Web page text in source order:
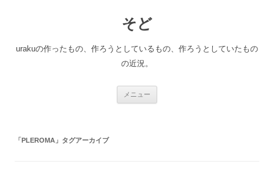
へ
そど
urakuの作ったもの、作ろうとしているもの、作ろうとしていたもの
の近況。
メニュー
「PLEROMA 」タグアーカイブ